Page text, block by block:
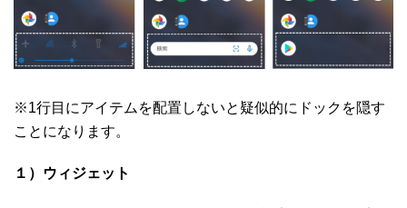
※1行目にアイテムを配置しないと疑似的にドックを隠す
ことになります。
１）ウィジェット